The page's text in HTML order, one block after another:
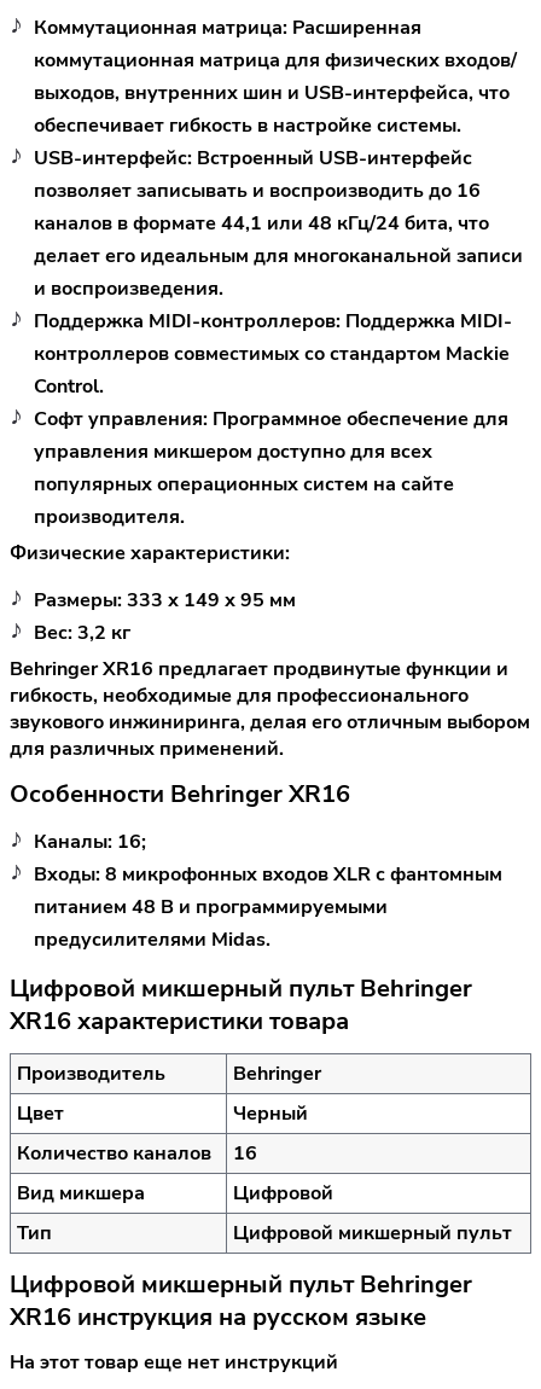
Коммутационная матрица: Расширенная
коммутационная матрица для физических входов/
выходов, внутренних шин и USB-интерфейса, что
обеспечивает гибкость в настройке системы.
USB-интерфейс: Встроенный USB-интерфейс
позволяет записывать и воспроизводить до 16
каналов в формате 44,1 или 48 кГц/24 бита, что
делает его идеальным для многоканальной записи
и воспроизведения.
Поддержка MIDI-контроллеров: Поддержка MIDI-
контроллеров совместимых со стандартом Mackie
Control.
Софт управления: Программное обеспечение для
управления микшером доступно для всех
популярных операционных систем на сайте
производителя.
Физические характеристики:
Размеры: 333 х 149 х 95 мм
Вес: 3,2 кг
Behringer XR16 предлагает продвинутые функции и
гибкость, необходимые для профессионального
звукового инжиниринга, делая его отличным выбором
для различных применений.
Особенности Behringer XR16
Каналы: 16;
Входы: 8 микрофонных входов XLR с фантомным
питанием 48 В и программируемыми
предусилителями Midas.
Цифровой микшерный пульт Behringer
XR16 характеристики товара
Производитель
Behringer
Цвет
Черный
Количество каналов
16
Вид микшера
Цифровой
Тип
Цифровой микшерный пульт
Цифровой микшерный пульт Behringer
XR16 инструкция на русском языке
На этот товар еще нет инструкций